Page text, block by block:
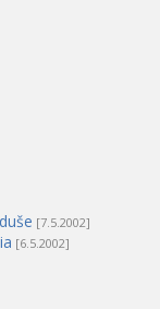
[7.5.2002]
[6.5.2002]